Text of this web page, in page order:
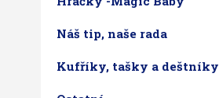
Náš tip, naše rada
Kufříky, tašky a deštníky